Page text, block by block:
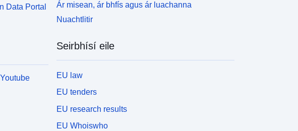
Data Portal
Youtube
Ár misean, ár bhfís agus ár luachanna
Nuachtlitir
Seirbhísí eile
EU law
EU tenders
EU research results
EU Whoiswho